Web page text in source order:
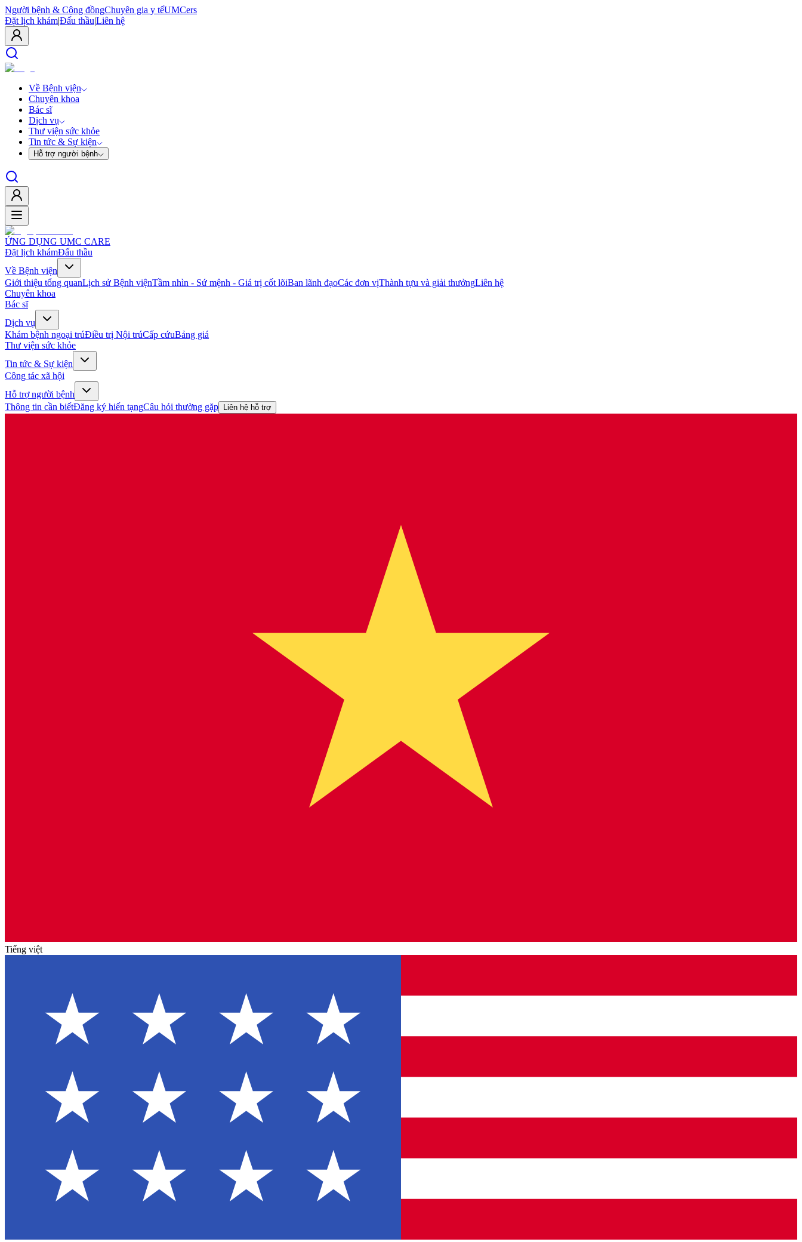
Người bệnh & Cộng đồngChuyên gia y tếUMCers
Đặt lịch khám|Đấu thầu|Liên hệ
Về Bệnh viện
Chuyên khoa
Bác sĩ
Dịch vụ
Thư viện sức khỏe
Tin tức & Sự kiện
Hỗ trợ người bệnh
ỨNG DỤNG UMC CARE
Đặt lịch khámĐấu thầu
Về Bệnh viện
Giới thiệu tổng quanLịch sử Bệnh việnTầm nhìn - Sứ mệnh - Giá trị cốt lõiBan lãnh đạoCác đơn vịThành tựu và giải thưởngLiên hệ
Chuyên khoa
Bác sĩ
Dịch vụ
Khám bệnh ngoại trúĐiều trị Nội trúCấp cứuBảng giá
Thư viện sức khỏe
Tin tức & Sự kiện
Công tác xã hội
Hỗ trợ người bệnh
Thông tin cần biếtĐăng ký hiến tạngCâu hỏi thường gặp Liên hệ hỗ trợ
Tiếng việt